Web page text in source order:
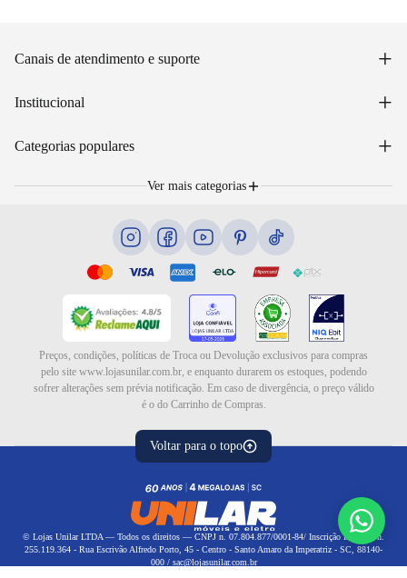
Canais de atendimento e suporte +
Acompanhar pedido
Email: sac@lojasunilar.com.br
Institucional +
Política de entregas
Portal de Vagas
Categorias populares +
Ver mais categorias
Preços, condições, políticas de Troca ou Devolução exclusivos para compras
pelo site www.lojasunilar.com.br, e enquanto durarem os estoques, podendo
sofrer alterações sem prévia notificação. Em caso de divergência, o preço válido
é o do Carrinho de Compras.
Voltar para o topo
© Lojas Unilar LTDA — Todos os direitos — CNPJ n. 07.804.877/0001-84/ Inscrição Estadual n.
255.119.364 - Rua Escrivão Alfredo Porto, 45 - Centro - Santo Amaro da Imperatriz - SC, 88140-
000 / sac@lojasunilar.com.br